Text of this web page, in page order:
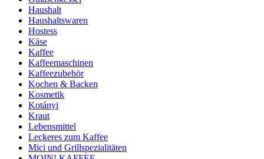
Haushalt
Haushaltswaren
Hostess
Käse
Kaffee
Kaffeemaschinen
Kaffeezubehör
Kochen & Backen
Kosmetik
Kotányi
Kraut
Lebensmittel
Leckeres zum Kaffee
Mici und Grillspezialitäten